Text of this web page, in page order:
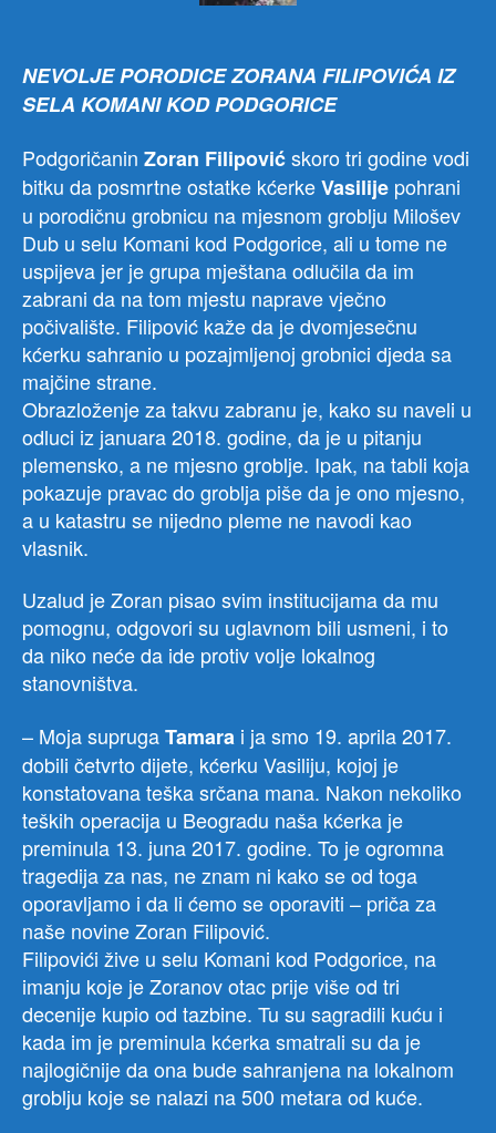
NEVOLJE PORODICE ZORANA FILIPOVIĆA IZ
SELA KOMANI KOD PODGORICE
Podgoričanin Zoran Filipovićskoro tri godine vodi
bitku da posmrtne ostatke kćerkeVasilije pohrani
u porodičnu grobnicu na mjesnom groblju Milošev
Dub u selu Komani kod Podgorice, ali u tome ne
uspijeva jer je grupa mještana odlučila da im
zabrani da na tom mjestu naprave vječno
počivalište. Filipović kaže da je dvomjesečnu
kćerku sahranio u pozajmljenoj grobnici djeda sa
majčine strane.
Obrazloženje za takvu zabranu je, kako su naveli u
odluci iz januara 2018. godine, da je u pitanju
plemensko, a ne mjesno groblje. Ipak, na tabli koja
pokazuje pravac do groblja piše da je ono mjesno,
a u katastru se nijedno pleme ne navodi kao
vlasnik.
Uzalud je Zoran pisao svim institucijama da mu
pomognu, odgovori su uglavnom bili usmeni, i to
da niko neće da ide protiv volje lokalnog
stanovništva.
– Moja suprugaTamara i ja smo 19. aprila 2017.
dobili četvrto dijete, kćerku Vasiliju, kojoj je
konstatovana teška srčana mana. Nakon nekoliko
teških operacija u Beogradu naša kćerka je
preminula 13. juna 2017. godine. To je ogromna
tragedija za nas, ne znam ni kako se od toga
oporavljamo i da li ćemo se oporaviti – priča za
naše novine Zoran Filipović.
Filipovići žive u selu Komani kod Podgorice, na
imanju koje je Zoranov otac prije više od tri
decenije kupio od tazbine. Tu su sagradili kuću i
kada im je preminula kćerka smatrali su da je
najlogičnije da ona bude sahranjena na lokalnom
groblju koje se nalazi na 500 metara od kuće.